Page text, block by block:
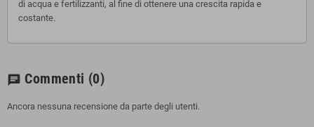
di acqua e fertilizzanti, al fine di ottenere una crescita rapida e
costante.
chat Commenti (0)
Ancora nessuna recensione da parte degli utenti.